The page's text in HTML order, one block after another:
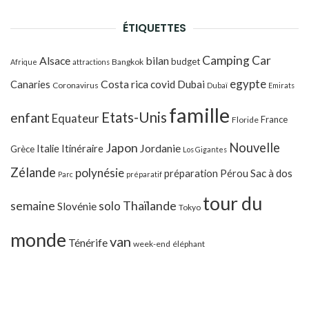
ÉTIQUETTES
Afrique Alsace attractions Bangkok bilanbudget Camping Car
Canaries Coronavirus Costa ricacovid Dubai Dubaï egypte Emirats
enfant Equateur Etats-Unis famille Floride France
Grèce Italie Itinéraire Japon Jordanie Los Gigantes Nouvelle
Zélande Parc polynésie préparatif préparation Pérou Sac à dos
semaine Slovénie solo Thaïlande Tokyo tour du
monde Ténérifevan week-end éléphant